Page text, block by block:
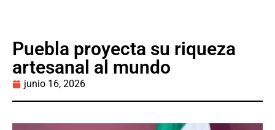
Puebla proyecta su riqueza
artesanal al mundo
junio 16, 2026